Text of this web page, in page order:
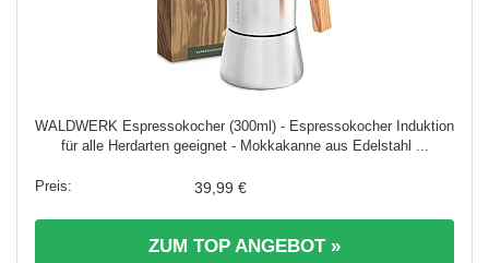
WALDWERK Espressokocher (300ml) - Espressokocher Induktion
für alle Herdarten geeignet - Mokkakanne aus Edelstahl ...
39,99 €
ZUM TOP ANGEBOT »